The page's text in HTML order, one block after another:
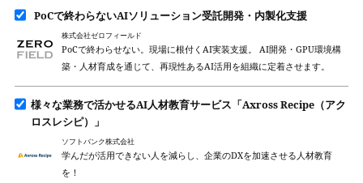
PoCで終わらないAIソリューション受託開発・内製化支援
株式会社ゼロフィールド
PoCで終わらせない。現場に根付くAI実装支援。 AI開発・GPU環境構
築・人材育成を通じて、再現性あるAI活用を組織に定着させます。
様々な業務で活かせるAI人材教育サービス「Axross Recipe（アク
ロスレシピ）」
ソフトバンク株式会社
学んだが活用できない人を減らし、企業のDXを加速させる人材教育
を！